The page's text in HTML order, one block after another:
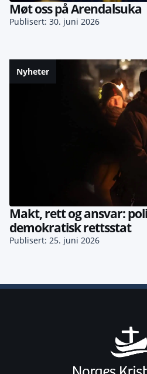
Møt oss på Arendalsuka
Publisert: 30. juni 2026
Nyheter
Makt, rett og ansvar:
demokratisk rettsstat
Publisert: 25. juni 2026